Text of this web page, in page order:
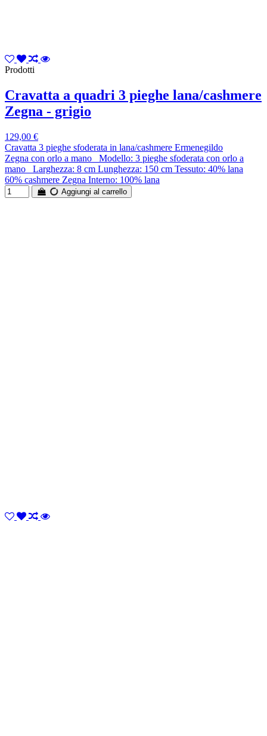
Prodotti
Cravatta a quadri 3 pieghe lana/cashmere
Zegna - grigio
129,00 €
Cravatta 3 pieghe sfoderata in lana/cashmere Ermenegildo
Zegna con orlo a mano Modello: 3 pieghe sfoderata con orlo a
mano Larghezza: 8 cm Lunghezza: 150 cm Tessuto: 40% lana
60% cashmere Zegna Interno: 100% lana
Aggiungi al carrello